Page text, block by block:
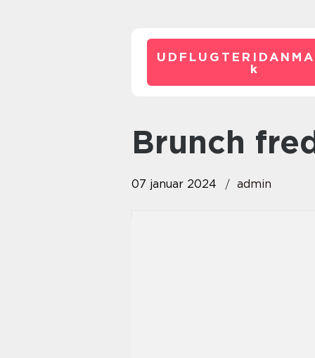
k
brunch
07 januar 2024 admin